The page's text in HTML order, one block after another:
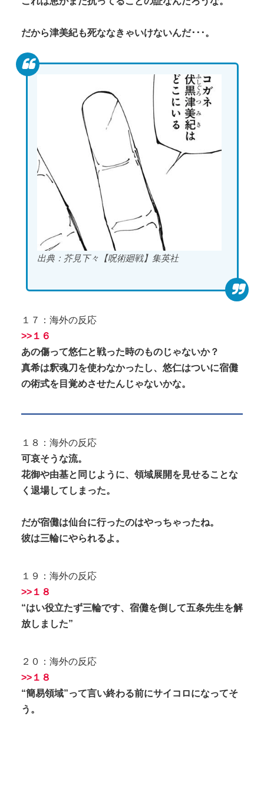
だから津美紀も死ななきゃいけないんだ･･･。
出典：芥見下々【呪術廻戦】集英社
１７：海外の反応
>>１６
あの傷って悠仁と戦った時のものじゃないか？
真希は釈魂刀を使わなかったし、悠仁はついに宿儺
の術式を目覚めさせたんじゃないかな。
１８：海外の反応
可哀そうな流。
花御や由基と同じように、領域展開を見せることな
く退場してしまった。
だが宿儺は仙台に行ったのはやっちゃったね。
彼は三輪にやられるよ。
１９：海外の反応
>>１８
“はい役立たず三輪です、宿儺を倒して五条先生を解
放しました”
２０：海外の反応
>>１８
“簡易領域”って言い終わる前にサイコロになってそ
う。